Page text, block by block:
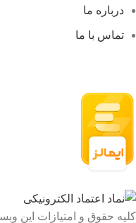
درباره ما
تماس با ما
کلیه حقوق و امتیازات این